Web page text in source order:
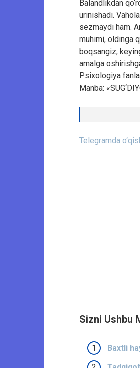
Balandlikdan
urinishadi.
sezmaydi ham.
muhimi, oldinga
boqsangiz,
amalga
Psixologiya
Manba:
Telegramda
Sizni Ushbu
Baxtli